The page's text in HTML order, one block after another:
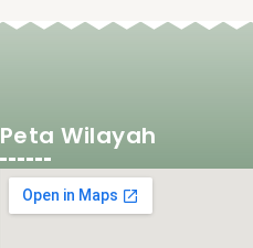
Peta Wilayah